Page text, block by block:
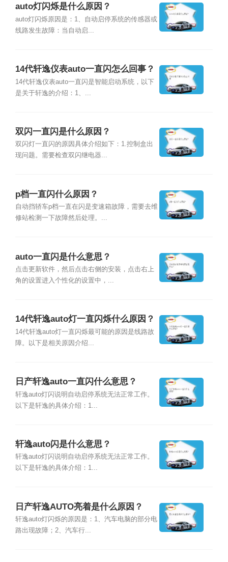
auto灯闪烁是什么原因？
auto灯闪烁原因是：1、自动启停系统的传感器或
线路发生故障：当自动启...
14代轩逸仪表auto一直闪怎么回事？
14代轩逸仪表auto一直闪是智能启动系统，以下
是关于轩逸的介绍：1、...
双闪一直闪是什么原因？
双闪灯一直闪的原因具体介绍如下：1.控制盒出
现问题。需要检查双闪继电器...
p档一直闪什么原因？
自动挡轿车p档一直在闪是变速箱故障，需要去维
修站检测一下故障然后处理。...
auto一直闪是什么意思？
点击更新软件，然后点击右侧的安装，点击右上
角的设置进入个性化的设置中，...
14代轩逸auto灯一直闪烁什么原因？
14代轩逸auto灯一直闪烁最可能的原因是线路故
障。以下是相关原因介绍...
日产轩逸auto一直闪什么意思？
轩逸auto灯闪说明自动启停系统无法正常工作。
以下是轩逸的具体介绍：1...
轩逸auto闪是什么意思？
轩逸auto灯闪说明自动启停系统无法正常工作。
以下是轩逸的具体介绍：1...
日产轩逸AUTO亮着是什么原因？
轩逸auto灯闪烁的原因是：1、汽车电脑的部分电
路出现故障；2、汽车行...